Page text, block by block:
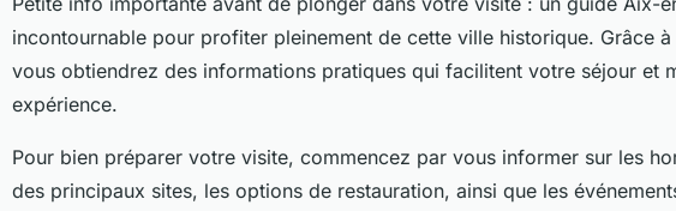
incontournable pour profiter pleinement de cette ville historique. Grâce
vous obtiendrez des informations pratiques qui facilitent votre séjour et
expérience.
Pour bien préparer votre visite, commencez par vous informer sur les
des principaux sites, les options de restauration, ainsi que les